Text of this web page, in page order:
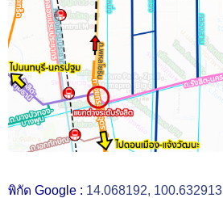
พิกัด Google : 14.068192, 100.632913